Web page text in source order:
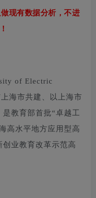
现有数据分析，不进
of Electric
海市共建、以上海市
教育部首批“卓越工
高水平地方应用型高
业教育改革示范高